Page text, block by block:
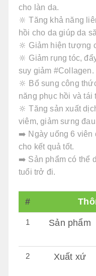
cho làn da.
🔆 Tăng khả năng
hồi cho da giúp da
🔆 Giảm hiện tượng
🔆 Giảm rụng tóc,
suy giảm #Collagen.
🔆 Bổ sung công
năng phục hồi và tái
🔆 Tăng sản xuất
viêm, giảm sưng
➡️ Ngày uống 6 viên
cho kết quả tốt.
➡️ Sản phẩm có thể
tuổi trở đi.
#
1 Sản phẩm
2 Xuất xứ